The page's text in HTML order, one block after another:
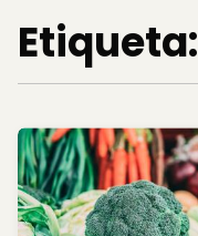
Etiqueta: